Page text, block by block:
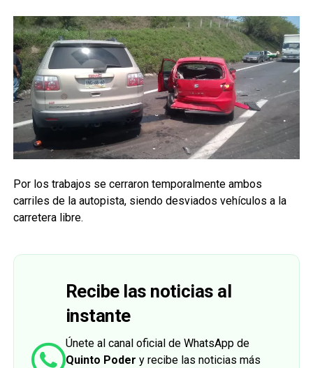
Por los trabajos se cerraron temporalmente ambos
carriles de la autopista, siendo desviados vehículos a la
carretera libre.
Recibe las noticias al
instante
Únete al canal oficial de WhatsApp de
Quinto Poder y recibe las noticias más